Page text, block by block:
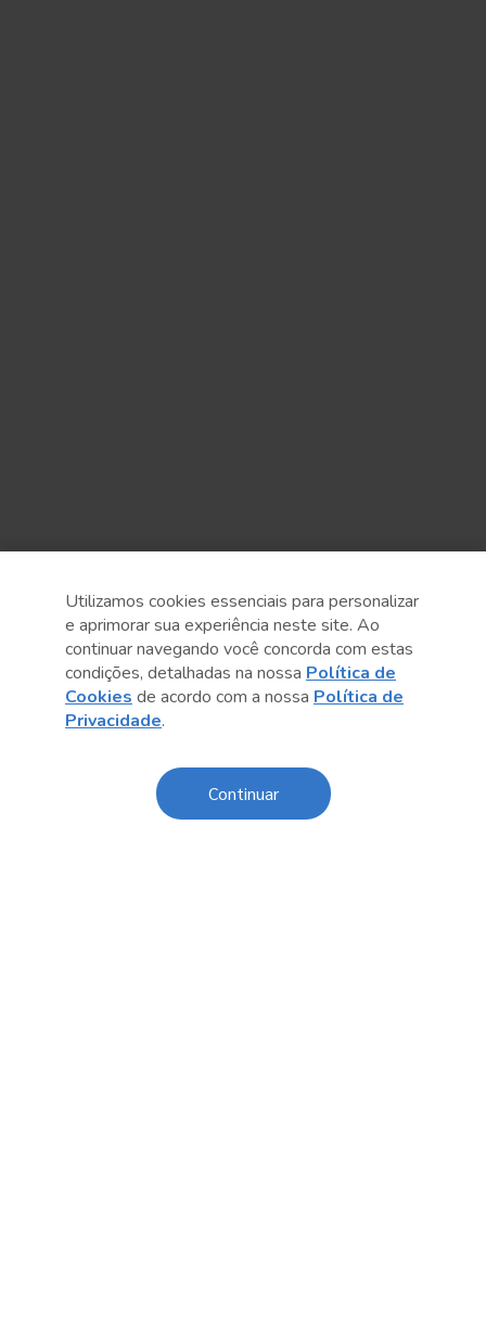
Sobre o Sesc
Central de Relacionamento
Transparência
Código de Conduta e Ética
Política de Privacidade
Utilizamos cookies essenciais para personalizar
e aprimorar sua experiência neste site. Ao
continuar navegando você concorda com estas
condições, detalhadas na nossa Política de
Cookies de acordo com a nossa Política de
Privacidade.
Continuar